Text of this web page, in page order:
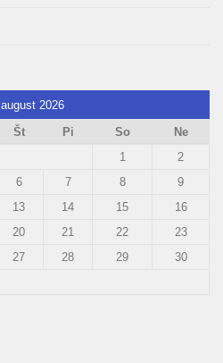
august 2026
Št Pi So
Ne
1
2
6 7 8
9
13 14 15
16
20 21 22
23
27 28 29
30